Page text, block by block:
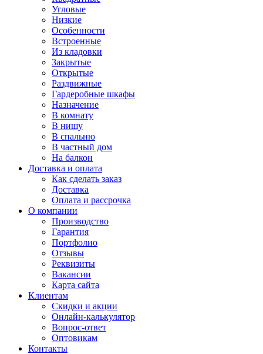
Угловые
Низкие
Особенности
Встроенные
Из кладовки
Закрытые
Открытые
Раздвижные
Гардеробные шкафы
Назначение
В комнату
В нишу
В спальню
В частный дом
На балкон
Доставка и оплата
Как сделать заказ
Доставка
Оплата и рассрочка
О компании
Производство
Гарантия
Портфолио
Отзывы
Реквизиты
Вакансии
Карта сайта
Клиентам
Скидки и акции
Онлайн-калькулятор
Вопрос-ответ
Оптовикам
Контакты